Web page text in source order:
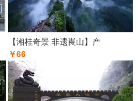
【湘桂奇景 非遗崀山】产
￥66